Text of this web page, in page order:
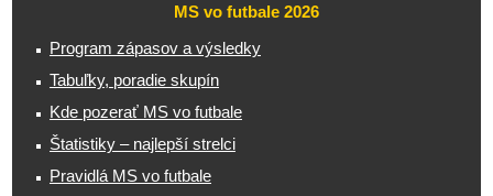
MS vo futbale 2026
Program zápasov a výsledky
Tabuľky, poradie skupín
Kde pozerať MS vo futbale
Štatistiky – najlepší strelci
Pravidlá MS vo futbale